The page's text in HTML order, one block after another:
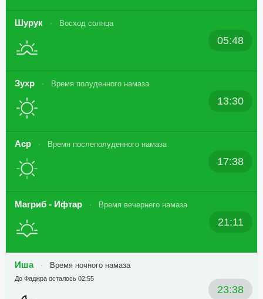
Шурук Восход солнца
05:48
Зухр Время полуденного намаза
13:30
Аср Время послеполуденного намаза
17:38
Магриб - Ифтар Время вечернего намаза
21:11
Иша Время ночного намаза
23:38
До Фаджра осталось 02:55